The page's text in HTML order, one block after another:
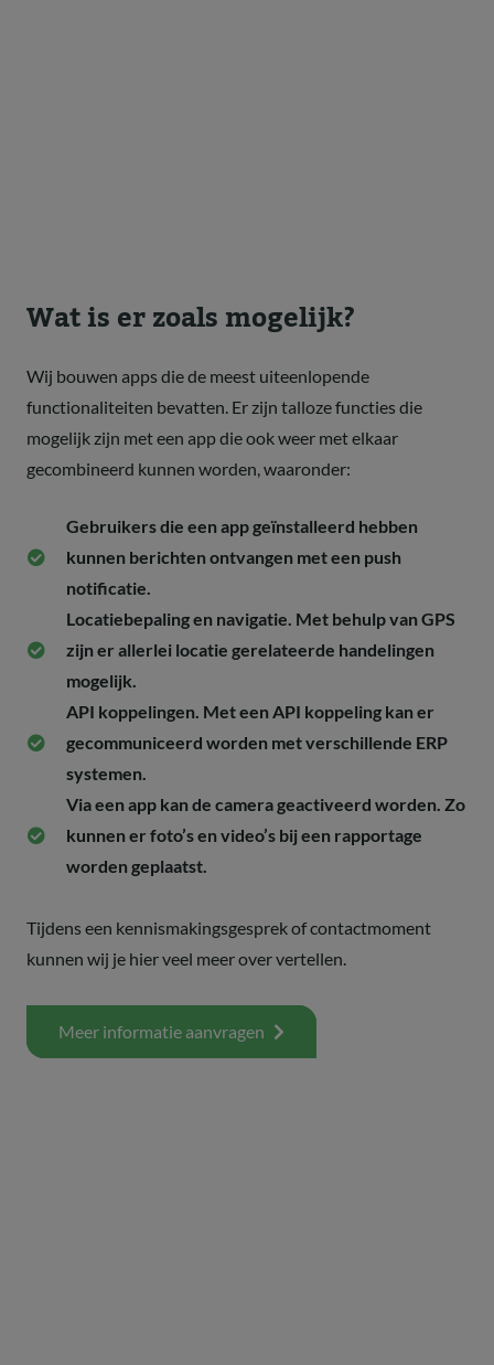
Wat is er zoals mogelijk?
Wij bouwen apps die de meest uiteenlopende
functionaliteiten bevatten. Er zijn talloze functies die
mogelijk zijn met een app die ook weer met elkaar
gecombineerd kunnen worden, waaronder:
Gebruikers die een app geïnstalleerd hebben
kunnen berichten ontvangen met een push
notificatie.
Locatiebepaling en navigatie. Met behulp van GPS
zijn er allerlei locatie gerelateerde handelingen
mogelijk.
API koppelingen. Met een API koppeling kan er
gecommuniceerd worden met verschillende ERP
systemen.
Via een app kan de camera geactiveerd worden. Zo
kunnen er foto’s en video’s bij een rapportage
worden geplaatst.
Tijdens een kennismakingsgesprek of contactmoment
kunnen wij je hier veel meer over vertellen.
Meer informatie aanvragen